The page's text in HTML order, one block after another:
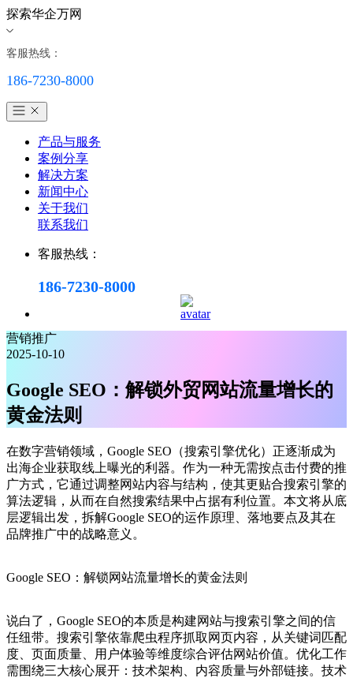
探索华企万网
客服热线：
186-7230-8000
产品与服务
案例分享
解决方案
新闻中心
关于我们
联系我们
客服热线：
186-7230-8000
营销推广
2025-10-10
Google SEO：解锁外贸网站流量增长的
黄金法则
在数字营销领域，Google SEO（搜索引擎优化）正逐渐成为
出海企业获取线上曝光的利器。作为一种无需按点击付费的推
广方式，它通过调整网站内容与结构，使其更贴合搜索引擎的
算法逻辑，从而在自然搜索结果中占据有利位置。本文将从底
层逻辑出发，拆解Google SEO的运作原理、落地要点及其在
品牌推广中的战略意义。
Google SEO：解锁网站流量增长的黄金法则
说白了，Google SEO的本质是构建网站与搜索引擎之间的信
任纽带。搜索引擎依靠爬虫程序抓取网页内容，从关键词匹配
度、页面质量、用户体验等维度综合评估网站价值。优化工作
需围绕三大核心展开：技术架构、内容质量与外部链接。技术